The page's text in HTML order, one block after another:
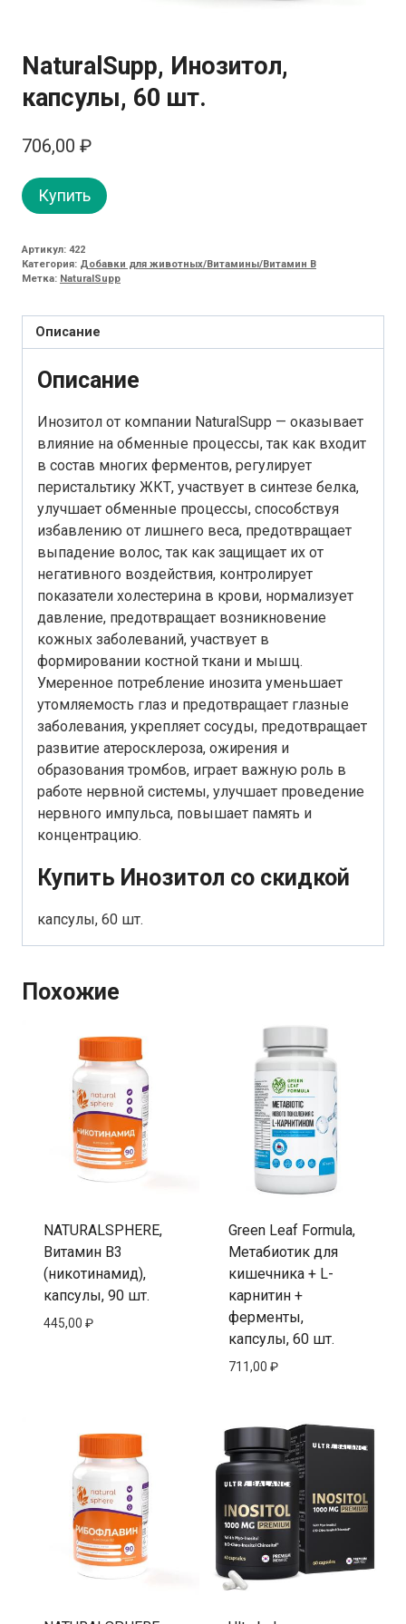
NaturalSupp, Инозитол,
капсулы, 60 шт.
706,00 ₽
Купить
Артикул: 422
Категория: Добавки для животных/Витамины/Витамин B
Метка: NaturalSupp
Описание
Описание
Инозитол от компании NaturalSupp — оказывает
влияние на обменные процессы, так как входит
в состав многих ферментов, регулирует
перистальтику ЖКТ, участвует в синтезе белка,
улучшает обменные процессы, способствуя
избавлению от лишнего веса, предотвращает
выпадение волос, так как защищает их от
негативного воздействия, контролирует
показатели холестерина в крови, нормализует
давление, предотвращает возникновение
кожных заболеваний, участвует в
формировании костной ткани и мышц.
Умеренное потребление инозита уменьшает
утомляемость глаз и предотвращает глазные
заболевания, укрепляет сосуды, предотвращает
развитие атеросклероза, ожирения и
образования тромбов, играет важную роль в
работе нервной системы, улучшает проведение
нервного импульса, повышает память и
концентрацию.
Купить Инозитол со скидкой
капсулы, 60 шт.
Похожие
NATURALSPHERE,
Витамин B3
(никотинамид),
капсулы, 90 шт.
445,00 ₽
Green Leaf Formula,
Метабиотик для
кишечника + L-
карнитин +
ферменты,
капсулы, 60 шт.
711,00 ₽